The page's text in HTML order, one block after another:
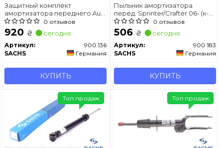
Защитный комплект
амортизатора переднего Audi
Q3 Seat Alhambra // Skoda
Superb VW Passat, Sharan,
Touran, Tiguan 1.2Tsi-3.6Fsi 02.03-
0 отзывов
920 ₴ сегодня
Артикул:
900 136
SACHS
Германия
КУПИТЬ
Пыльник амортизатора
перед. Sprinter/Crafter 06- (к-кт
2 шт) SACHS 900 183
0 отзывов
506 ₴ сегодня
Артикул:
900 183
SACHS
Германия
КУПИТЬ
Топ продаж Топ продаж